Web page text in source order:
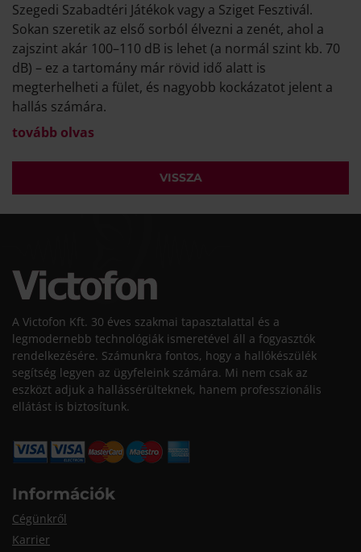
Szegedi Szabadtéri Játékok vagy a Sziget Fesztivál.
Sokan szeretik az első sorból élvezni a zenét, ahol a
zajszint akár 100–110 dB is lehet (a normál szint kb. 70
dB) – ez a tartomány már rövid idő alatt is
megterhelheti a fület, és nagyobb kockázatot jelent a
hallás számára.
tovább olvas
VISSZA
A Victofon Kft. 30 éves szakmai tapasztalattal és a
legmodernebb technológiák ismeretével áll a fogyasztók
rendelkezésére. Számunkra fontos, hogy a hallókészülék
segítség legyen az ügyfeleink számára. Mi nem csak az
eszközt adjuk a hallássérülteknek, hanem professzionális
ellátást is biztosítunk.
Információk
Cégünkről
Karrier